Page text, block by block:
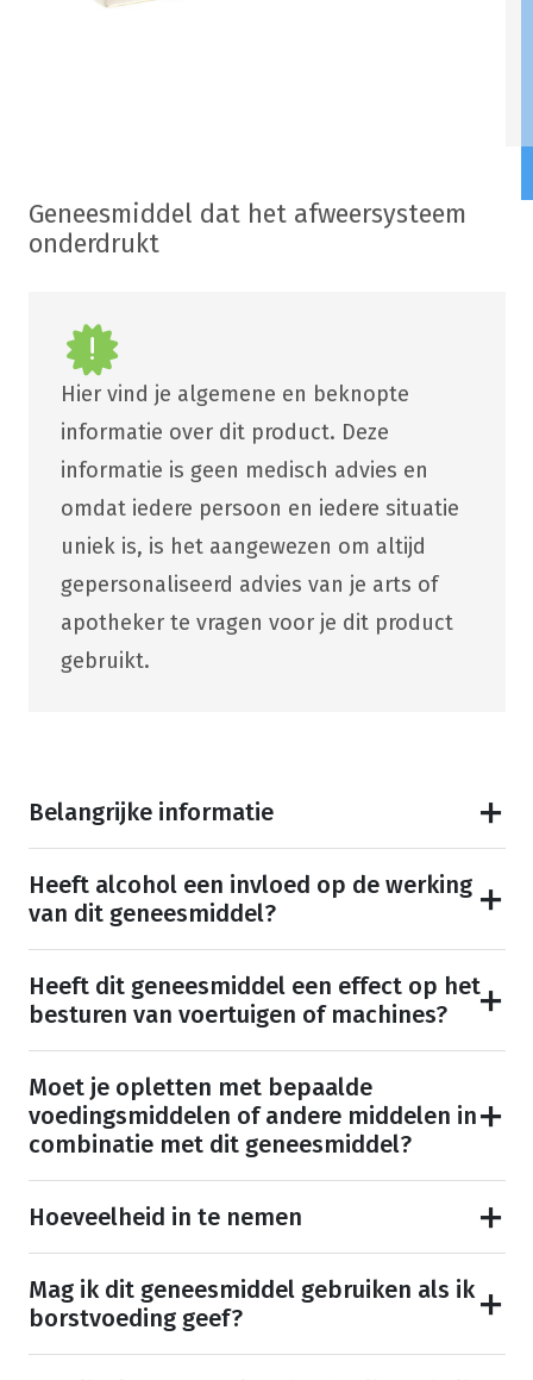
Geneesmiddel dat het afweersysteem
onderdrukt
Hier vind je algemene en beknopte
informatie over dit product. Deze
informatie is geen medisch advies en
omdat iedere persoon en iedere situatie
uniek is, is het aangewezen om altijd
gepersonaliseerd advies van je arts of
apotheker te vragen voor je dit product
gebruikt.
Belangrijke informatie
Heeft alcohol een invloed op de werking
van dit geneesmiddel?
Heeft dit geneesmiddel een effect op het
besturen van voertuigen of machines?
Moet je opletten met bepaalde
voedingsmiddelen of andere middelen in
combinatie met dit geneesmiddel?
Hoeveelheid in te nemen
Mag ik dit geneesmiddel gebruiken als ik
borstvoeding geef?